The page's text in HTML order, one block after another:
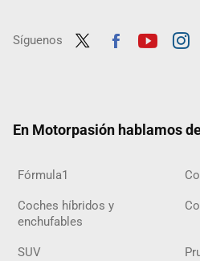
Síguenos
En Motorpasión hablamos
Fórmula1
Coches híbridos y
enchufables
SUV